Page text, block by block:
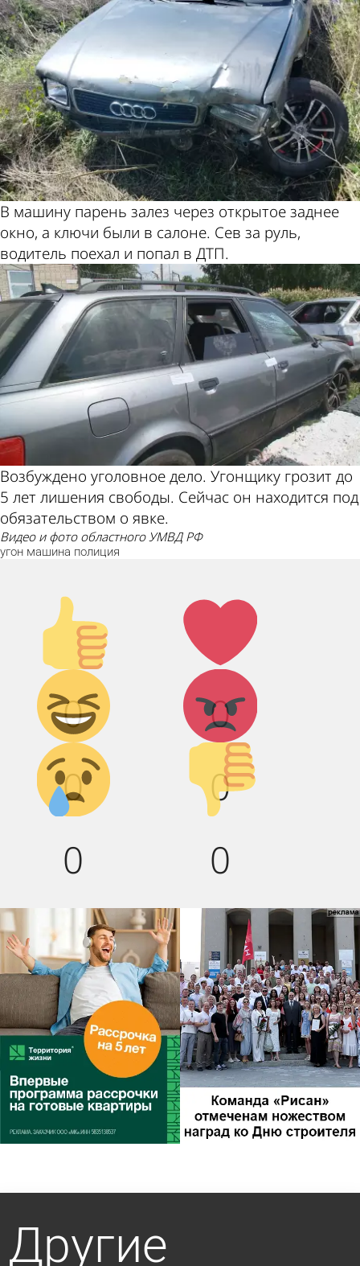
В машину парень залез через открытое заднее
окно, а ключи были в салоне. Сев за руль,
водитель поехал и попал в ДТП.
Возбуждено уголовное дело. Угонщику грозит до
5 лет лишения свободы. Сейчас он находится под
обязательством о явке.
видео и фото областного УМВД РФ
угон машина полиция
Палец
вверх!
0
Лайк!
0
Дикий
смех!
0
Агрессия!
0
Грусть :(
0
Палец
вниз!
0
Другие